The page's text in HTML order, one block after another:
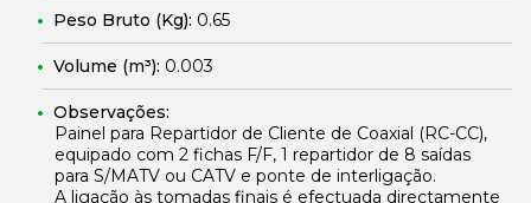
Peso Bruto (Kg): 0.65
Volume (m³): 0.003
Observações:
Painel para Repartidor de Cliente de Coaxial (RC-CC),
equipado com 2 fichas F/F, 1 repartidor de 8 saídas
para S/MATV ou CATV e ponte de interligação.
A ligação às tomadas finais é efectuada directamente